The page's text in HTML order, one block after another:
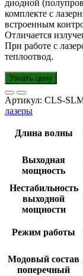
диодной
комплекте с
встроенным
Отличается
При работе с
теплоотвод.
Узнать цену
Артикул: CLS-
лазеры
Длина волны
Выходная
мощность
Нестабильность
выходной
мощности
Режим работы
Модовый состав
поперечный